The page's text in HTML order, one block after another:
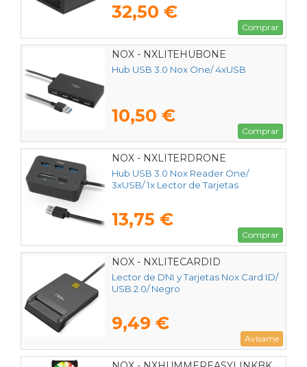
32,50 €
Comprar
NOX - NXLITEHUBONE
Hub USB 3.0 Nox One/ 4xUSB
10,50 €
Comprar
NOX - NXLITERDRONE
Hub USB 3.0 Nox Reader One/
3xUSB/ 1x Lector de Tarjetas
13,75 €
Comprar
NOX - NXLITECARDID
Lector de DNI y Tarjetas Nox Card ID/
USB 2.0/ Negro
9,49 €
Avísame